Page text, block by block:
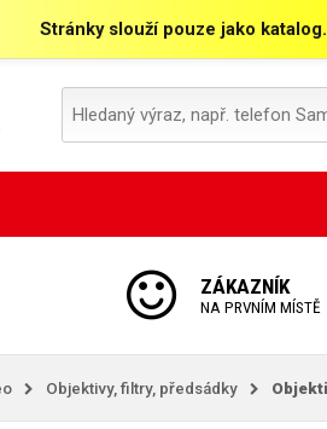
Stránky slouží pouze jako
ZÁKAZNÍK
NA PRVNÍM MÍSTĚ
Objektivy, filtry, předsádky